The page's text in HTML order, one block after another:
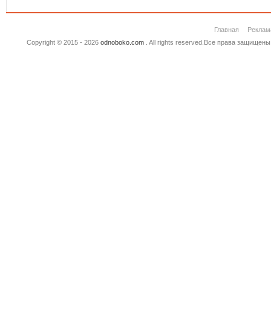
Главная
Copyright © 2015 - 2026 odnoboko.com. All rights reserved.Все права защищены.